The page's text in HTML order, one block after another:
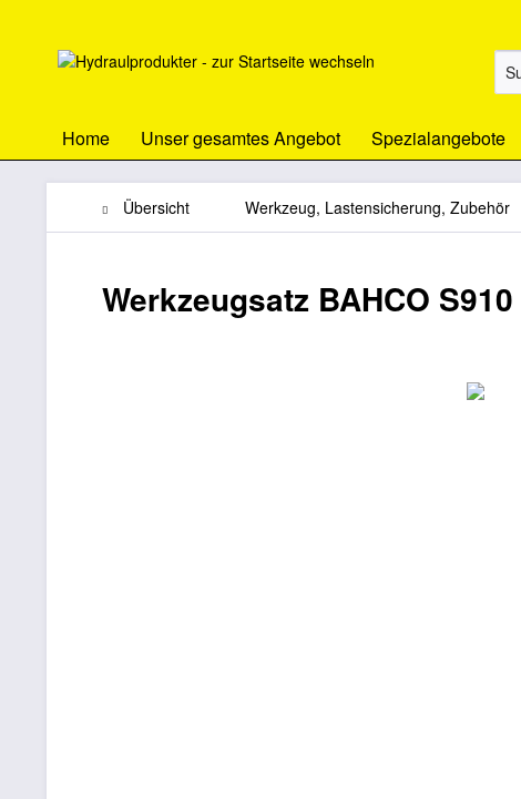
Home Unser gesamtes Angebot Spezialangebote
Übersicht Werkzeug, Lastensicherung, Zubehör
Werkzeugsatz BAHCO